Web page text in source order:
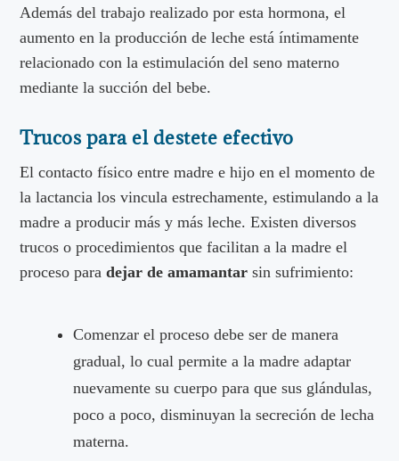
Además del trabajo realizado por esta hormona, el
aumento en la producción de leche está íntimamente
relacionado con la estimulación del seno materno
mediante la succión del bebe.
Trucos para el destete efectivo
El contacto físico entre madre e hijo en el momento de
la lactancia los vincula estrechamente, estimulando a la
madre a producir más y más leche. Existen diversos
trucos o procedimientos que facilitan a la madre el
proceso paradejar de amamantarsin sufrimiento:
Comenzar el proceso debe ser de manera
gradual, lo cual permite a la madre adaptar
nuevamente su cuerpo para que sus glándulas,
poco a poco, disminuyan la secreción de lecha
materna.